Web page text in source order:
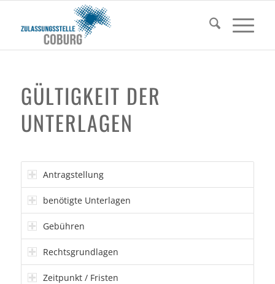
GÜLTIGKEIT DER
UNTERLAGEN
Antragstellung
benötigte Unterlagen
Gebühren
Rechtsgrundlagen
Zeitpunkt / Fristen